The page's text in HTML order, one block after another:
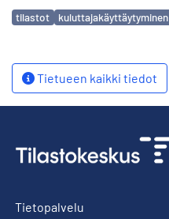
Avainsanat
tilastot kuluttajakäyttäytyminen
Tietueen kaikki tiedot
Tietopalvelu